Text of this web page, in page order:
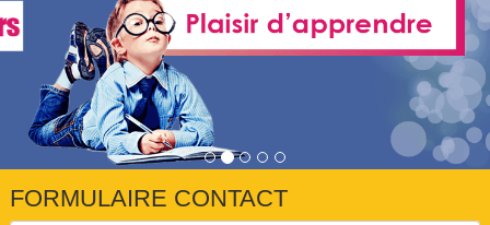
FORMULAIRE CONTACT